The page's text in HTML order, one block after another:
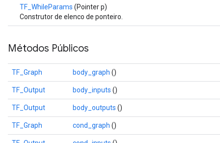
TF_WhileParams (Pointer p)
Construtor de elenco de ponteiro.
Métodos Públicos
TF_Graph body_graph ()
TF_Output body_inputs ()
TF_Output body_outputs ()
TF_Graph cond_graph ()